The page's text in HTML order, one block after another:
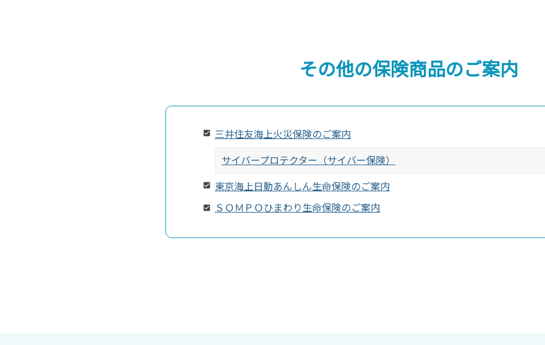
その他の保険商品のご案内
三井住友海上火災保険のご案内
サイバープロテクター（サイバー保険）
東京海上日動あんしん生命保険のご案内
ＳＯＭＰＯひまわり生命保険のご案内